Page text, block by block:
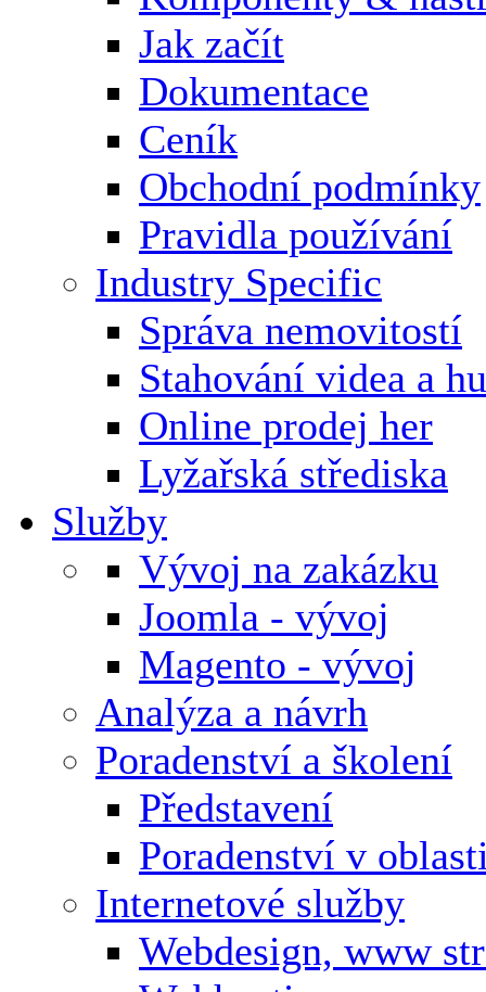
Jak začít
Dokumentace
Ceník
Obchodní podmínky
Pravidla používání
Industry Specific
Správa nemovitostí
Stahování videa a
Online prodej her
Lyžařská střediska
Služby
Vývoj na zakázku
Joomla - vývoj
Magento - vývoj
Analýza a návrh
Poradenství a školení
Představení
Poradenství v
Internetové služby
Webdesign, www